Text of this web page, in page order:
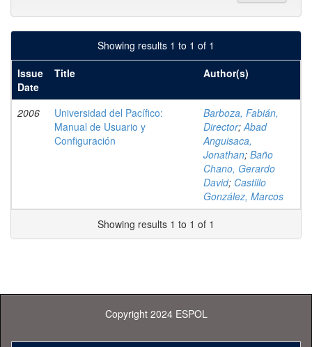
Showing results 1 to 1 of 1
Issue
Date
Title Author(s)
2006
Universidad del Pacífico:
Manual de Usuario y
Configuración
Barboza, Fabián,
Director;Abad
Anguisaca,
Jonathan; Baño
Chano, Gerardo
David; Castillo
González, Marcos
Showing results 1 to 1 of 1
Copyright 2024 ESPOL